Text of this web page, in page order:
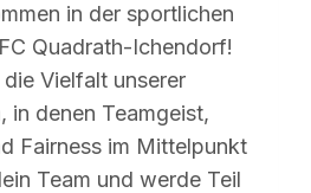
in der sportlichen
Quadrath-Ichendorf!
Vielfalt unserer
in denen Teamgeist,
Fairness im Mittelpunkt
Team und werde Teil